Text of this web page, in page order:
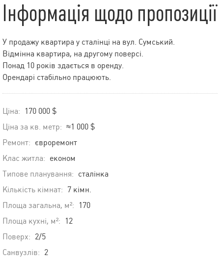
Інформація щодо пропозиції
У продажу квартира у сталінці на вул. Сумський.
Відмінна квартира, на другому поверсі.
Понад 10 років здається в оренду.
Орендарі стабільно працюють.
Ціна:
170 000 $
Ціна за кв. метр: ≈1 000 $
Ремонт: євроремонт
Клас житла: економ
Типове планування: сталінка
Кількість кімнат: 7 кімн.
Площа загальна, м²:
170
Площа кухні, м²:
12
Поверх: 2/5
Санвузлів: 2